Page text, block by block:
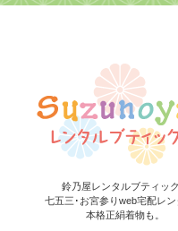
鈴乃屋レンタルブティッ
七五三･お宮参りweb宅配レン
本格正絹着物も。